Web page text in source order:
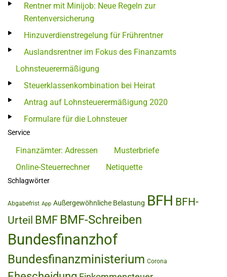
Rentner mit Minijob: Neue Regeln zur
Rentenversicherung
Hinzuverdienstregelung für Frührentner
Auslandsrentner im Fokus des Finanzamts
Lohnsteuerermäßigung
Steuerklassenkombination bei Heirat
Antrag auf Lohnsteuerermäßigung 2020
Formulare für die Lohnsteuer
Service
Finanzämter: Adressen
Musterbriefe
Online-Steuerrechner
Netiquette
Schlagwörter
Abgabefrist App Außergewöhnliche Belastung BFH BFH-
Urteil BMF BMF-Schreiben
Bundesfinanzhof
Bundesfinanzministerium Corona